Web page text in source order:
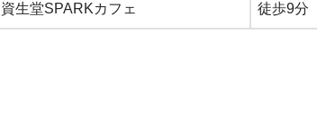
資生堂SPARKカフェ 徒歩9分